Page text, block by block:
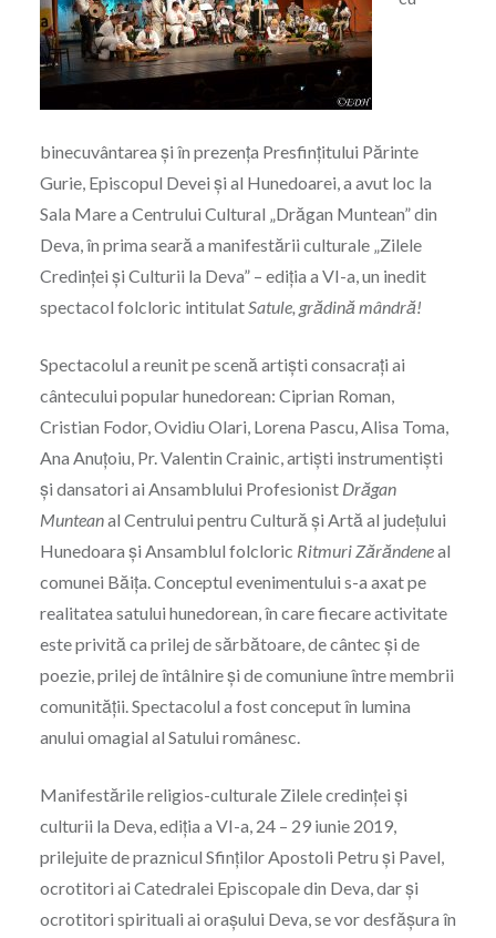
binecuvântarea și în prezența Presfinţitului Părinte
Gurie, Episcopul Devei şi al Hunedoarei, a avut loc la
Sala Mare a Centrului Cultural „Drăgan Muntean” din
Deva, în prima seară a manifestării culturale „Zilele
Credinței și Culturii la Deva” – ediția a VI-a, un inedit
spectacol folcloric intitulatSatule, grădină mândră!
Spectacolul a reunit pe scenă artiști consacrați ai
cântecului popular hunedorean: Ciprian Roman,
Cristian Fodor, Ovidiu Olari, Lorena Pascu, Alisa Toma,
Ana Anuțoiu, Pr. Valentin Crainic, artiști instrumentiști
și dansatori ai Ansamblului Profesionist Drăgan
Munteanal Centrului pentru Cultură și Artă al județului
Hunedoara și Ansamblul folcloric Ritmuri Zărăndeneal
comunei Băița. Conceptul evenimentului s-a axat pe
realitatea satului hunedorean, în care fiecare activitate
este privită ca prilej de sărbătoare, de cântec și de
poezie, prilej de întâlnire și de comuniune între membrii
comunității. Spectacolul a fost conceput în lumina
anului omagial al Satului românesc.
Manifestările religios-culturale Zilele credinței și
culturii la Deva, ediția a VI-a, 24 – 29 iunie 2019,
prilejuite de praznicul Sfinților Apostoli Petru și Pavel,
ocrotitori ai Catedralei Episcopale din Deva, dar și
ocrotitori spirituali ai orașului Deva, se vor desfășura în